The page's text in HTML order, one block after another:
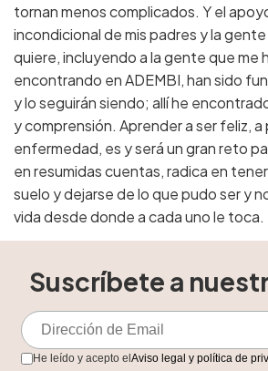
tornan menos complicados. Y el
incondicional de mis padres y la
quiere, incluyendo a la gente que me
encontrando en ADEMBI, han sido
y lo seguirán siendo; allí he
y comprensión. Aprender a ser feliz, a
enfermedad, es y será un gran reto
en resumidas cuentas, radica en
suelo y dejarse de lo que pudo ser y
vida desde donde a cada uno le toca.
Suscríbete a
He leído y acepto elAviso legal y política de